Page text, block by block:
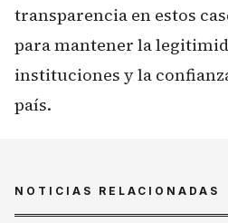
transparencia en estos
para mantener la
instituciones y la
país.
NOTICIAS RELACIONADAS